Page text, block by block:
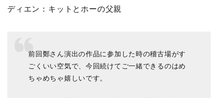
ディエン：キットとホーの父親
前回鄭さん演出の作品に参加した時の稽古場がす
ごくいい空気で、今回続けてご一緒できるのはめ
ちゃめちゃ嬉しいです。